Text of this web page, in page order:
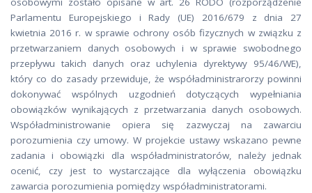
Parlamentu Europejskiego i Rady (UE) 2016/679 z dnia 27
kwietnia 2016 r. w sprawie ochrony osób fizycznych w związku z
przetwarzaniem danych osobowych i w sprawie swobodnego
przepływu takich danych oraz uchylenia dyrektywy 95/46/WE),
który co do zasady przewiduje, że współadministrarorzy powinni
dokonywać wspólnych uzgodnień dotyczących wypełniania
obowiązków wynikających z przetwarzania danych osobowych.
Współadministrowanie opiera się zazwyczaj na zawarciu
porozumienia czy umowy. W projekcie ustawy wskazano pewne
zadania i obowiązki dla współadministratorów, należy jednak
ocenić, czy jest to wystarczające dla wyłączenia obowiązku
zawarcia porozumienia pomiędzy współadministratorami.